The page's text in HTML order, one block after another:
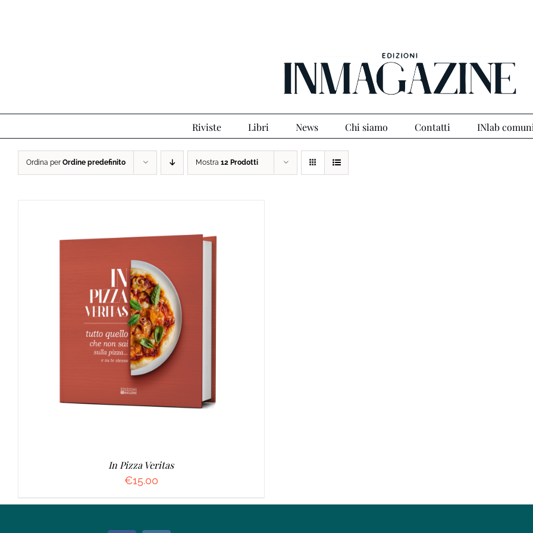
Riviste Libri News Chi siamo Contatti INlab
Ordina per Ordine predefinito Mostra 12 Prodotti
AGGIUNGI AL CARRELLO / DETTAGLI
In Pizza Veritas
€15.00